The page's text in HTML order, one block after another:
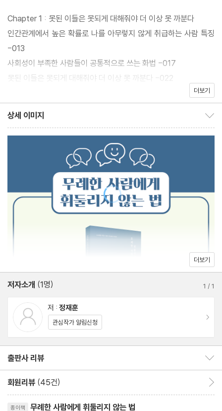
Chapter 1 : 못된 이들은 못되게 대해줘야 더 이상 못 까분다
인간관계에서 높은 확률로 나를 아무렇지 않게 취급하는 사람 특징
-013
사회성이 부족한 사람들이 공통적으로 쓰는 화법 -017
못된 이들은 못되게 대해줘야 더 이상 못 까분다 -022
절대 못 믿을 사람 유형 -042
Chapter 2 : 예전처럼 한 마디 한 마디에 상처 받지 않는 이유
인간관계에서 반드시 버려야 할 5가지 -049
눈치 좋은 사람들의 6가지 공통점 -053
1살이라도 빨리 깨달으면 10년을 바꿀 수 있는 관계 레전드 조언 -
무례한 사람 98%가 습관적으로 사용한다는 말투 -068
잘 배운 사람이 인간관계 빌런을 참교육 하는 방법 -075
Chapter 3 : 잘 배운 사람들이 인간관계에서 철저히 지키는 것들
모두와 잘 지낼 필요는 없다 -087
인맥 쌓는데 시간 쏟는 게 무의미한 이유 -091
착하긴 한데 지내기 불편한 사람 특징 -096
사람들이 알아서 존중해주는 인물들의 특징 -103
잘 배운 사람들이 인간관계에서 철저히 지키는 것들 -107
Chapter 4 : 평생 함께 해야 할 사람의 공통적인 특징
더보기
상세 이미지
더보기
저자소개 (1명) 1 /1
저 : 정재훈
관심작가 알림신청
출판사 리뷰
회원리뷰 (45건)
종이책 무례한 사람에게 휘둘리지 않는 법